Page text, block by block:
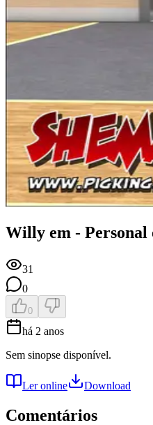
Willy em -
31
0
0
há 2 anos
Sem sinopse disponível.
Ler online Download
Comentários